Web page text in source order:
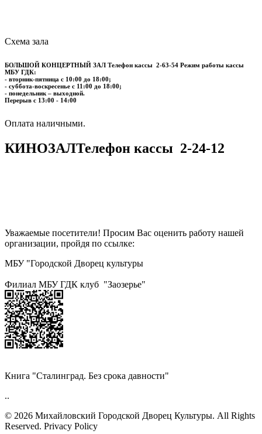
Схема зала
БОЛЬШОЙ КОНЦЕРТНЫЙ ЗАЛ Телефон кассы 2-63-54 Режим работы кассы
МБУ ГДК:
- вторник-пятница с 10:00 до 18:00;
- суббота-воскресенье с 11:00 до 18:00;
- понедельник – выходной.
Перерыв с 13:00 - 14:00
​​​​​​​Оплата наличными.
КИНОЗАЛТелефон кассы 2-24-12
Уважаемые посетители! Просим Вас оценить работу нашей
организации, пройдя по ссылке:
МБУ "Городской Дворец культуры
Филиал МБУ ГДК клуб "Заозерье"
Книга "Сталинград. Без срока давности"
..
© 2026 Михайловский Городской Дворец Культуры. All Rights
Reserved. Privacy Policy